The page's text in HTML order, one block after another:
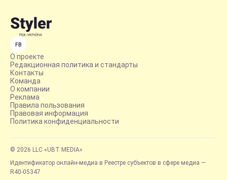
FB
О проекте
Редакционная политика и стандарты
Контакты
Команда
О компании
Реклама
Правила пользования
Правовая информация
Политика конфиденциальности
© 2026 LLC «UBT MEDIA»
Идентификатор онлайн-медиа в Реестре субъектов в сфере медиа —
R40-05347